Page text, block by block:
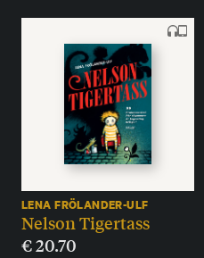
LENA FRÖLANDER-ULF
Nelson Tigertass
€20.70